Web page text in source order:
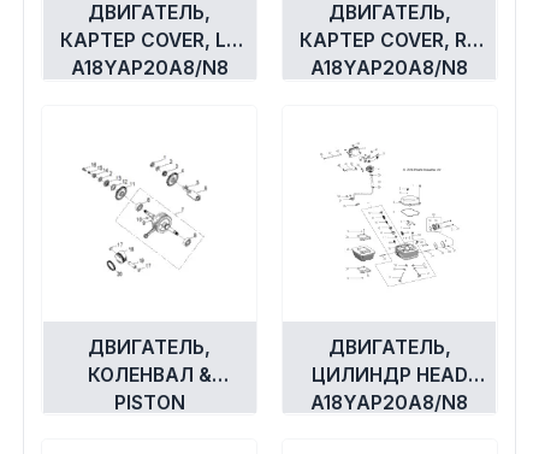
ДВИГАТЕЛЬ,
КАРТЕР COVER, LH
A18YAP20A8/N8
ДВИГАТЕЛЬ,
КАРТЕР COVER, RH
A18YAP20A8/N8
ДВИГАТЕЛЬ,
КОЛЕНВАЛ &
PISTON
ДВИГАТЕЛЬ,
ЦИЛИНДР HEAD
A18YAP20A8/N8